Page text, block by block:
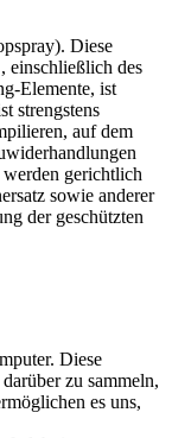
Diese
einschließlich des
Elemente, ist
strengstens
auf dem
gerichtlich
sowie anderer
der geschützten
Diese
zu sammeln,
es uns,